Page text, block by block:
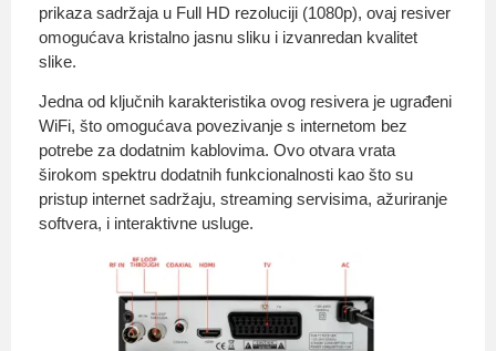
prikaza sadržaja u Full HD rezoluciji (1080p), ovaj resiver
omogućava kristalno jasnu sliku i izvanredan kvalitet
slike.
Jedna od ključnih karakteristika ovog resivera je ugrađeni
WiFi, što omogućava povezivanje s internetom bez
potrebe za dodatnim kablovima. Ovo otvara vrata
širokom spektru dodatnih funkcionalnosti kao što su
pristup internet sadržaju, streaming servisima, ažuriranje
softvera, i interaktivne usluge.
Uvjeti i odredbe